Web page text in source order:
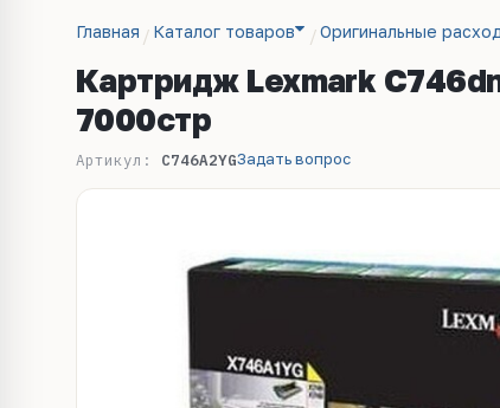
Главная Каталог товаров Оригинальные
Картридж Lexmark
7000стр
Артикул: C746A2YGЗадать вопрос